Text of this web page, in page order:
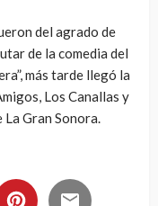
del agrado de
de la comedia del
más tarde llegó la
Los Canallas y
La Gran Sonora.